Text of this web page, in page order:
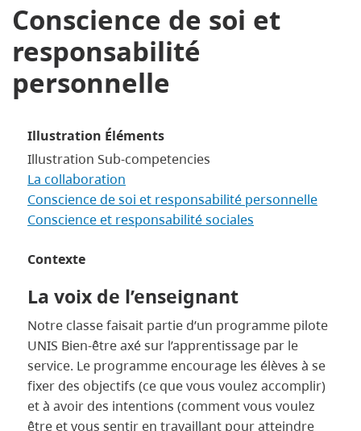
Conscience de soi et
responsabilité
personnelle
Illustration Éléments
Illustration Sub-competencies
La collaboration
Conscience de soi et responsabilité personnelle
Conscience et responsabilité sociales
Contexte
La voix de l’enseignant
Notre classe faisait partie d’un programme pilote
UNIS Bien-être axé sur l’apprentissage par le
service. Le programme encourage les élèves à se
fixer des objectifs (ce que vous voulez accomplir)
et à avoir des intentions (comment vous voulez
être et vous sentir en travaillant pour atteindre